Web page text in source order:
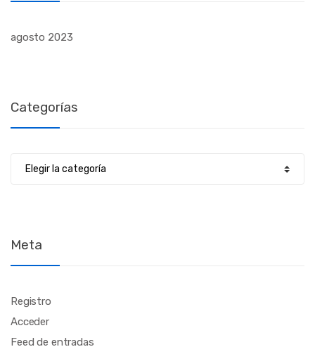
agosto 2023
Categorías
Meta
Registro
Acceder
Feed de entradas